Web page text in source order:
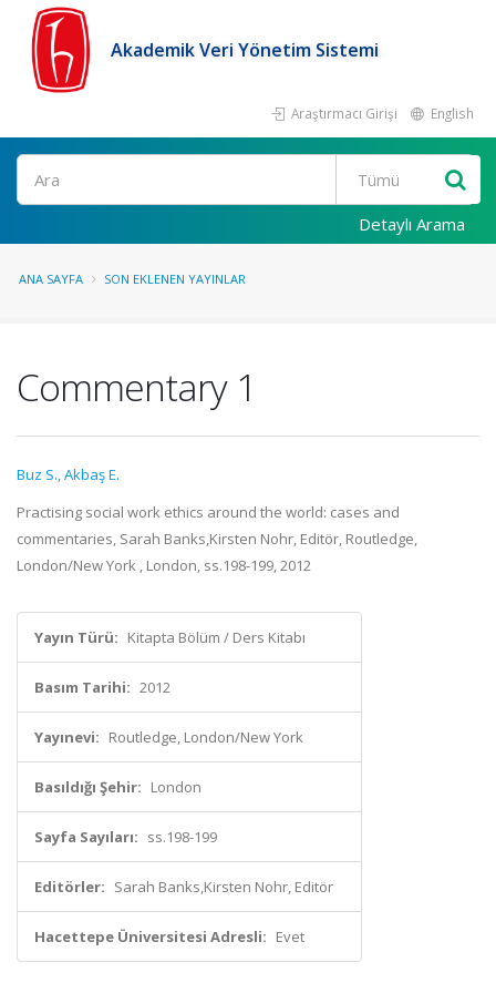
Akademik Veri Yönetim Sistemi
Araştırmacı Girişi English
Ara
Detaylı Arama
ANA SAYFA SON EKLENEN YAYINLAR
Commentary 1
Buz S.,Akbaş E.
Practising social work ethics around the world: cases and
commentaries, Sarah Banks,Kirsten Nohr, Editör, Routledge,
London/New York , London, ss.198-199, 2012
Yayın Türü: Kitapta Bölüm / Ders Kitabı
Basım Tarihi: 2012
Yayınevi: Routledge, London/New York
Basıldığı Şehir: London
Sayfa Sayıları: ss.198-199
Editörler: Sarah Banks,Kirsten Nohr, Editör
Hacettepe Üniversitesi Adresli: Evet